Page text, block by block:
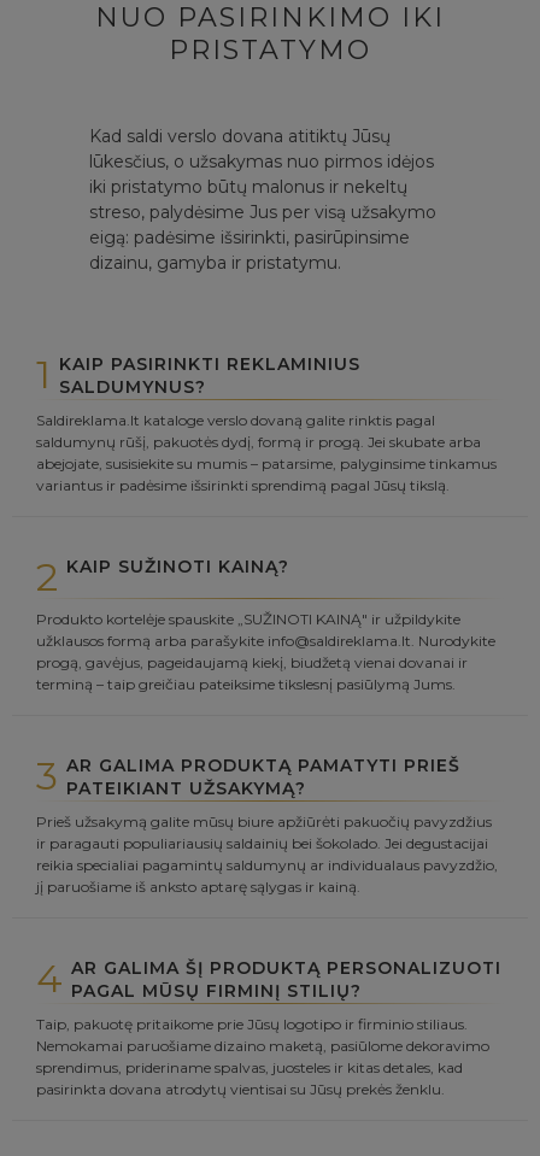
NUO PASIRINKIMO IKI
PRISTATYMO
Kad saldi verslo dovana atitiktų Jūsų
lūkesčius, o užsakymas nuo pirmos idėjos
iki pristatymo būtų malonus ir nekeltų
streso, palydėsime Jus per visą užsakymo
eigą: padėsime išsirinkti, pasirūpinsime
dizainu, gamyba ir pristatymu.
1
KAIP PASIRINKTI REKLAMINIUS
SALDUMYNUS?
Saldireklama.lt kataloge verslo dovaną galite rinktis pagal
saldumynų rūšį, pakuotės dydį, formą ir progą. Jei skubate arba
abejojate, susisiekite su mumis – patarsime, palyginsime tinkamus
variantus ir padėsime išsirinkti sprendimą pagal Jūsų tikslą.
2 KAIP SUŽINOTI KAINĄ?
Produkto kortelėje spauskite „SUŽINOTI KAINĄ" ir užpildykite
užklausos formą arba parašykite info@saldireklama.lt. Nurodykite
progą, gavėjus, pageidaujamą kiekį, biudžetą vienai dovanai ir
terminą – taip greičiau pateiksime tikslesnį pasiūlymą Jums.
3 AR GALIMA PRODUKTĄ PAMATYTI PRIEŠ
PATEIKIANT UŽSAKYMĄ?
Prieš užsakymą galite mūsų biure apžiūrėti pakuočių pavyzdžius
ir paragauti populiariausių saldainių bei šokolado. Jei degustacijai
reikia specialiai pagamintų saldumynų ar individualaus pavyzdžio,
jį paruošiame iš anksto aptarę sąlygas ir kainą.
4 AR GALIMA ŠĮ PRODUKTĄ PERSONALIZUOTI
PAGAL MŪSŲ FIRMINĮ STILIŲ?
Taip, pakuotę pritaikome prie Jūsų logotipo ir firminio stiliaus.
Nemokamai paruošiame dizaino maketą, pasiūlome dekoravimo
sprendimus, prideriname spalvas, juosteles ir kitas detales, kad
pasirinkta dovana atrodytų vientisai su Jūsų prekės ženklu.